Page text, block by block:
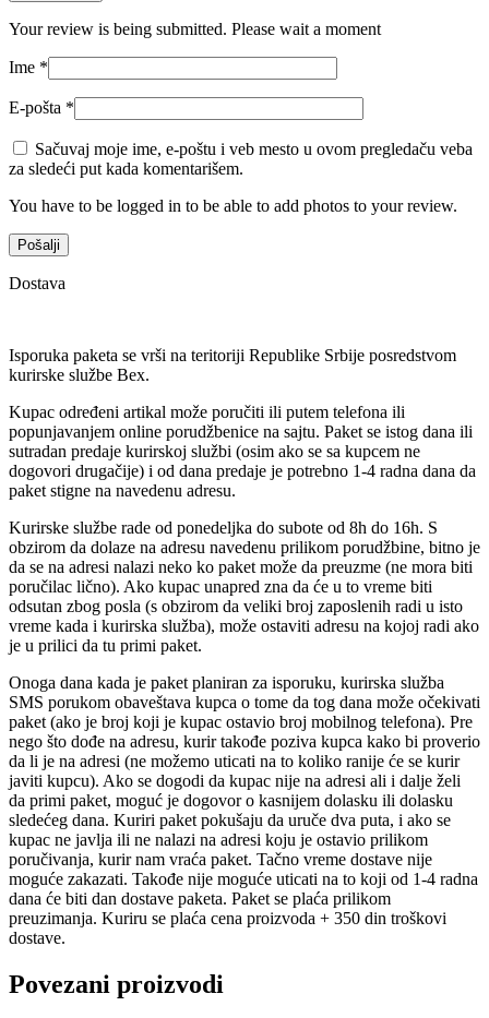
Your review is being submitted. Please wait a moment
Ime *
E-pošta *
Sačuvaj moje ime, e-poštu i veb mesto u ovom pregledaču veba
za sledeći put kada komentarišem.
You have to be logged in to be able to add photos to your review.
Dostava
Isporuka paketa se vrši na teritoriji Republike Srbije posredstvom
kurirske službe Bex.
Kupac određeni artikal može poručiti ili putem telefona ili
popunjavanjem online porudžbenice na sajtu. Paket se istog dana ili
sutradan predaje kurirskoj službi (osim ako se sa kupcem ne
dogovori drugačije) i od dana predaje je potrebno 1-4 radna dana da
paket stigne na navedenu adresu.
Kurirske službe rade od ponedeljka do subote od 8h do 16h. S
obzirom da dolaze na adresu navedenu prilikom porudžbine, bitno je
da se na adresi nalazi neko ko paket može da preuzme (ne mora biti
poručilac lično). Ako kupac unapred zna da će u to vreme biti
odsutan zbog posla (s obzirom da veliki broj zaposlenih radi u isto
vreme kada i kurirska služba), može ostaviti adresu na kojoj radi ako
je u prilici da tu primi paket.
Onoga dana kada je paket planiran za isporuku, kurirska služba
SMS porukom obaveštava kupca o tome da tog dana može očekivati
paket (ako je broj koji je kupac ostavio broj mobilnog telefona). Pre
nego što dođe na adresu, kurir takođe poziva kupca kako bi proverio
da li je na adresi (ne možemo uticati na to koliko ranije će se kurir
javiti kupcu). Ako se dogodi da kupac nije na adresi ali i dalje želi
da primi paket, moguć je dogovor o kasnijem dolasku ili dolasku
sledećeg dana. Kuriri paket pokušaju da uruče dva puta, i ako se
kupac ne javlja ili ne nalazi na adresi koju je ostavio prilikom
poručivanja, kurir nam vraća paket. Tačno vreme dostave nije
moguće zakazati. Takođe nije moguće uticati na to koji od 1-4 radna
dana će biti dan dostave paketa. Paket se plaća prilikom
preuzimanja. Kuriru se plaća cena proizvoda + 350 din troškovi
dostave.
Povezani proizvodi